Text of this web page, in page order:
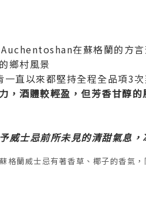
在蘇格蘭的方言
鄉村風景
直以來都堅持全程全品項3
，酒體較輕盈，但芳香甘醇
威士忌前所未見的清甜氣息
格蘭威士忌有著香草、椰子的香氣